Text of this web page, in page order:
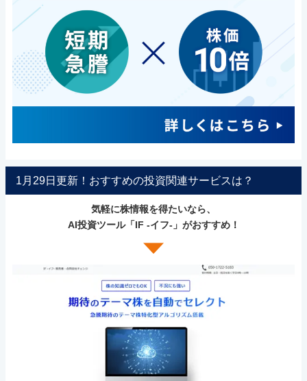
1月29日更新！おすすめの投資関連サービスは？
気軽に株情報を得たいなら、
AI投資ツール「IF -イフ-」がおすすめ！